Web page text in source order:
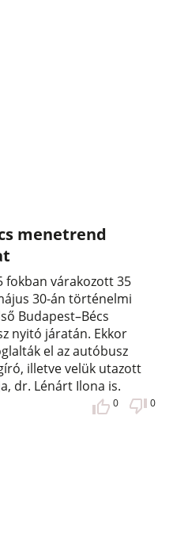
menetrend
fokban várakozott 35
30-án történelmi
Budapest–Bécs
nyitó járatán. Ekkor
el az autóbusz
illetve velük utazott
dr. Lénárt Ilona is.
0 0